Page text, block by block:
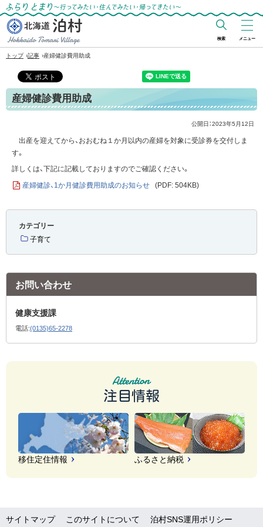
ふらりとまり～行ってみたい・住んでみた
い・帰ってきたい～
北海道 泊村
Village
検索 メニュー
トップ ›記事 ›産婦健診費用助成
産婦健診費用助成
公開日：2023年5月12日
出産を迎えてから、おおむね１か月以内の産婦を対象に受診券を交付しま
す。
詳しくは、下記に記載しておりますのでご確認ください。
産婦健診、1か月健診費用助成のお知らせ
(PDF: 504KB)
カテゴリー
子育て
お問い合わせ
健康支援課
電話:(0135)65-2278
注目情報
移住定住情報 ふるさと納税
サイトマップ このサイトについて 泊村SNS運用ポリシー